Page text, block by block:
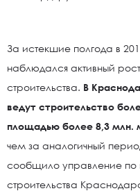
За истекшие полгода в
наблюдался активный
строительства. В
ведут строительство
площадью более 8,3 млн.
чем за аналогичный
сообщило управление по
строительства